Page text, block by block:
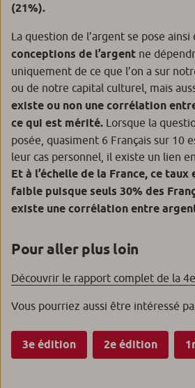
(21%).
La question de l’argent se pose
conceptions de l’argent ne
uniquement de ce que l’on a sur
ou de notre capital culturel, mais
existe ou non une corrélation
ce qui est mérité. Lorsque la
posée, quasiment 6 Français sur 10
leur cas personnel, il existe un lien
Et à l’échelle de la France, ce taux
faible puisque seuls 30% des
existe une corrélation entre
Pour aller plus loin
Découvrir le rapport complet de la
Vous pourriez aussi être intéressé
3e édition 2e édition